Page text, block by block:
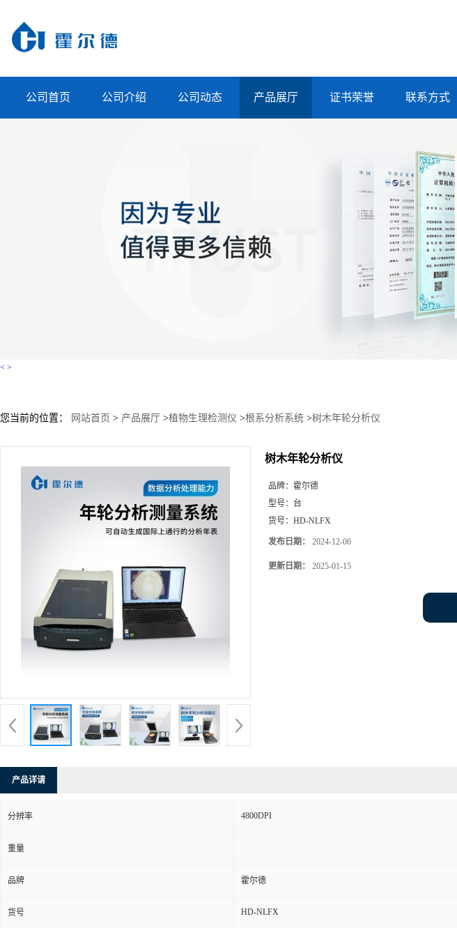
公司首页 公司介绍 公司动态 产品展厅 证书荣誉 联系方式
< >
您当前的位置： 网站首页 > 产品展厅 >植物生理检测仪 >根系分析系统 >树木年轮分析仪
树木年轮分析仪
品牌： 霍尔德
型号： 台
货号： HD-NLFX
发布日期： 2024-12-06
更新日期： 2025-01-15
产品详请
分辨率 4800DPI
重量
品牌 霍尔德
货号 HD-NLFX